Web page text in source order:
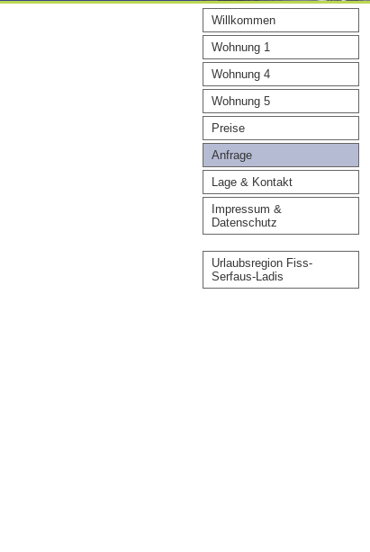
Willkommen
Wohnung 1
Wohnung 4
Wohnung 5
Preise
Anfrage
Lage & Kontakt
Impressum &
Datenschutz
Urlaubsregion Fiss-
Serfaus-Ladis